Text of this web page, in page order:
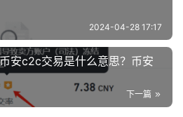
2024-04-28 17:17
安c2c交易是什么意思？币安
下一篇